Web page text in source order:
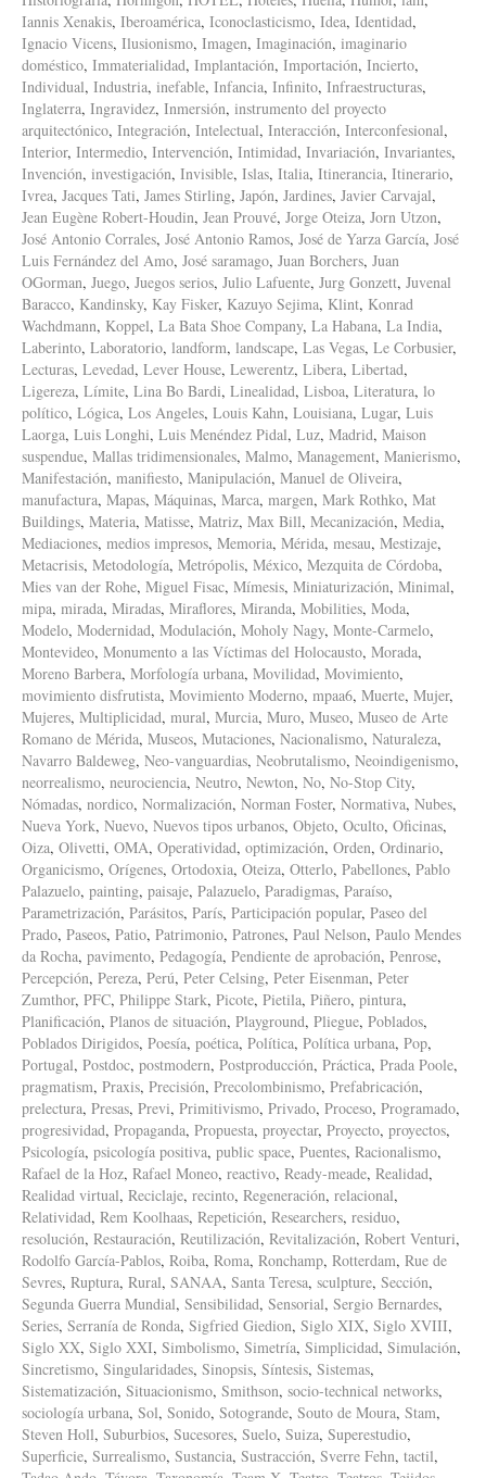
Iannis Xenakis, Iberoamérica, Iconoclasticismo, Idea, Identidad,
Ignacio Vicens, Ilusionismo, Imagen, Imaginación, imaginario
doméstico, Immaterialidad, Implantación, Importación, Incierto,
Individual, Industria, inefable, Infancia, Infinito, Infraestructuras,
Inglaterra, Ingravidez, Inmersión, instrumento del proyecto
arquitectónico, Integración, Intelectual, Interacción, Interconfesional,
Interior, Intermedio, Intervención, Intimidad, Invariación, Invariantes,
Invención, investigación, Invisible, Islas, Italia, Itinerancia, Itinerario,
Ivrea, Jacques Tati, James Stirling, Japón, Jardines, Javier Carvajal,
Jean Eugène Robert-Houdin, Jean Prouvé, Jorge Oteiza, Jorn Utzon,
José Antonio Corrales, José Antonio Ramos, José de Yarza García, José
Luis Fernández del Amo, José saramago, Juan Borchers, Juan
OGorman, Juego, Juegos serios, Julio Lafuente, Jurg Gonzett, Juvenal
Baracco, Kandinsky, Kay Fisker, Kazuyo Sejima, Klint, Konrad
Wachdmann, Koppel, La Bata Shoe Company, La Habana, La India,
Laberinto, Laboratorio, landform, landscape, Las Vegas, Le Corbusier,
Lecturas, Levedad, Lever House, Lewerentz, Libera, Libertad,
Ligereza, Límite, Lina Bo Bardi, Linealidad, Lisboa, Literatura, lo
político, Lógica, Los Angeles, Louis Kahn, Louisiana, Lugar, Luis
Laorga, Luis Longhi, Luis Menéndez Pidal, Luz, Madrid, Maison
suspendue, Mallas tridimensionales, Malmo, Management, Manierismo,
Manifestación, manifiesto, Manipulación, Manuel de Oliveira,
manufactura, Mapas, Máquinas, Marca, margen, Mark Rothko, Mat
Buildings, Materia, Matisse, Matriz, Max Bill, Mecanización, Media,
Mediaciones, medios impresos, Memoria, Mérida, mesau, Mestizaje,
Metacrisis, Metodología, Metrópolis, México, Mezquita de Córdoba,
Mies van der Rohe, Miguel Fisac, Mímesis, Miniaturización, Minimal,
mipa, mirada, Miradas, Miraflores, Miranda, Mobilities, Moda,
Modelo, Modernidad, Modulación, Moholy Nagy, Monte-Carmelo,
Montevideo, Monumento a las Víctimas del Holocausto, Morada,
Moreno Barbera, Morfología urbana, Movilidad, Movimiento,
movimiento disfrutista, Movimiento Moderno, mpaa6, Muerte, Mujer,
Mujeres, Multiplicidad, mural, Murcia, Muro, Museo, Museo de Arte
Romano de Mérida, Museos, Mutaciones, Nacionalismo, Naturaleza,
Navarro Baldeweg, Neo-vanguardias, Neobrutalismo, Neoindigenismo,
neorrealismo, neurociencia, Neutro, Newton, No, No-Stop City,
Nómadas, nordico, Normalización, Norman Foster, Normativa, Nubes,
Nueva York, Nuevo, Nuevos tipos urbanos, Objeto, Oculto, Oficinas,
Oiza, Olivetti, OMA, Operatividad, optimización, Orden, Ordinario,
Organicismo, Orígenes, Ortodoxia, Oteiza, Otterlo, Pabellones, Pablo
Palazuelo, painting, paisaje, Palazuelo, Paradigmas, Paraíso,
Parametrización, Parásitos, París, Participación popular, Paseo del
Prado, Paseos, Patio, Patrimonio, Patrones, Paul Nelson, Paulo Mendes
da Rocha, pavimento, Pedagogía, Pendiente de aprobación, Penrose,
Percepción, Pereza, Perú, Peter Celsing, Peter Eisenman, Peter
Zumthor, PFC, Philippe Stark, Picote, Pietila, Piñero, pintura,
Planificación, Planos de situación, Playground, Pliegue, Poblados,
Poblados Dirigidos, Poesía, poética, Política, Política urbana, Pop,
Portugal, Postdoc, postmodern, Postproducción, Práctica, Prada Poole,
pragmatism, Praxis, Precisión, Precolombinismo, Prefabricación,
prelectura, Presas, Previ, Primitivismo, Privado, Proceso, Programado,
progresividad, Propaganda, Propuesta, proyectar, Proyecto, proyectos,
Psicología, psicología positiva, public space, Puentes, Racionalismo,
Rafael de la Hoz, Rafael Moneo, reactivo, Ready-meade, Realidad,
Realidad virtual, Reciclaje, recinto, Regeneración, relacional,
Relatividad, Rem Koolhaas, Repetición, Researchers, residuo,
resolución, Restauración, Reutilización, Revitalización, Robert Venturi,
Rodolfo García-Pablos, Roiba, Roma, Ronchamp, Rotterdam, Rue de
Sevres, Ruptura, Rural, SANAA, Santa Teresa, sculpture, Sección,
Segunda Guerra Mundial, Sensibilidad, Sensorial, Sergio Bernardes,
Series, Serranía de Ronda, Sigfried Giedion, Siglo XIX, Siglo XVIII,
Siglo XX, Siglo XXI, Simbolismo, Simetría, Simplicidad, Simulación,
Sincretismo, Singularidades, Sinopsis, Síntesis, Sistemas,
Sistematización, Situacionismo, Smithson, socio-technical networks,
sociología urbana, Sol, Sonido, Sotogrande, Souto de Moura, Stam,
Steven Holl, Suburbios, Sucesores, Suelo, Suiza, Superestudio,
Superficie, Surrealismo, Sustancia, Sustracción, Sverre Fehn, tactil,